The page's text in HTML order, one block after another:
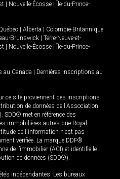
Nouvelle-Écosse
Île-du-Prince-
Alberta
Colombie-Britannique
Brunswick
Terre-Neuve-et-
Nouvelle-Écosse
Île-du-Prince-
au Canada
Dernières inscriptions au
ce site proviennent des inscriptions
de données de l'Association
SDD® met en référence des
immobilières autres que Royal
de l'information n'est pas
vérifiée. La marque DDF®
de l’immobilier (ACI) et identifie le
de données (SDD®).
indépendantes. Les bureaux